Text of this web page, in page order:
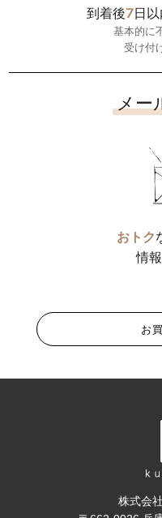
到着後7日
基本的に
受け付
メー
おトク
情
お
株式会